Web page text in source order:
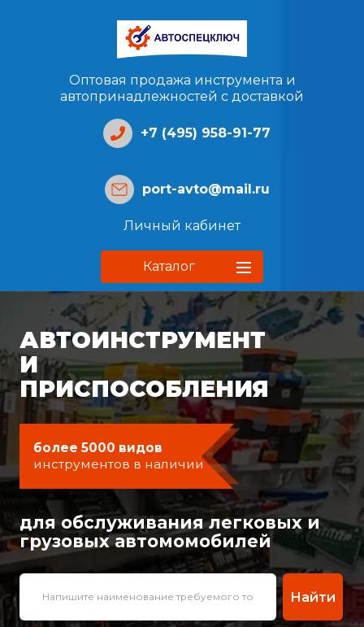
Оптовая продажа инструмента и
автопринадлежностей с доставкой
+7 (495) 958-91-77
port-avto@mail.ru
Личный кабинет
Каталог
АВТОИНСТРУМЕНТ
И
ПРИСПОСОБЛЕНИЯ
более 5000 видов
инструментов в наличии
для обслуживания легковых и
грузовых автомомобилей
Найти